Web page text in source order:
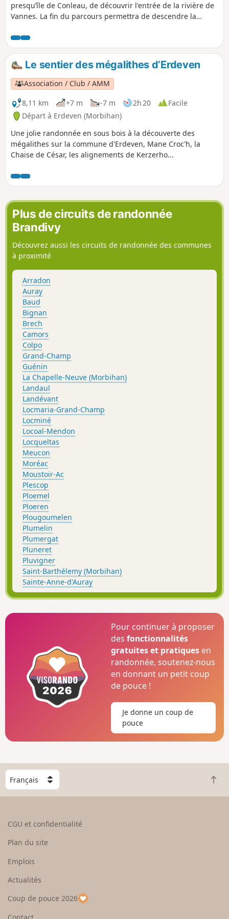
Comme ce plan d'eau est soumis aux
marées, et qu'il faut bien 4 h pour en
évoluer le paysage en fonction de la
hauteur de la mer. Il n'est donc pas
possible de s'y ennuyer.
presqu’île de Conleau, de découvrir l'entrée de la rivière de
Vannes. La fin du parcours permettra de descendre la
Le sentier des mégalithes d’Erdeven
Association / Club / AMM
8,11 km
+7 m -7 m 2h 20
Facile
Départ à Erdeven (Morbihan)
Une jolie randonnée en sous bois à la découverte des
mégalithes sur la commune d'Erdeven, Mane Croc'h, la
Chaise de César, les alignements de Kerzerho...
Plus de circuits de randonnée
Brandivy
Découvrez aussi les circuits de randonnée des communes
à proximité
Arradon
Auray
Baud
Bignan
Brech
Camors
Colpo
Grand-Champ
Guénin
La Chapelle-Neuve (Morbihan)
Landaul
Landévant
Locmaria-Grand-Champ
Locminé
Locoal-Mendon
Locqueltas
Meucon
Moréac
Moustoir-Ac
Plescop
Ploemel
Ploeren
Plougoumelen
Plumelin
Plumergat
Pluneret
Pluvigner
Saint-Barthélemy (Morbihan)
Sainte-Anne-d'Auray
Pour continuer à proposer
desfonctionnalités
gratuites et pratiques en
randonnée, soutenez-nous
en donnant un petit coup
de pouce !
Je donne un coup de
pouce
C
h
o
e
u
p
a
R
e
CGU et confidentialité
Plan du site
Emplois
Actualités
Coup de pouce 2026